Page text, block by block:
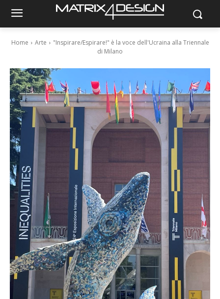
Home Arte
"Inspirare/Espirare!" è la voce dell'Ucraina alla Triennale
di Milano